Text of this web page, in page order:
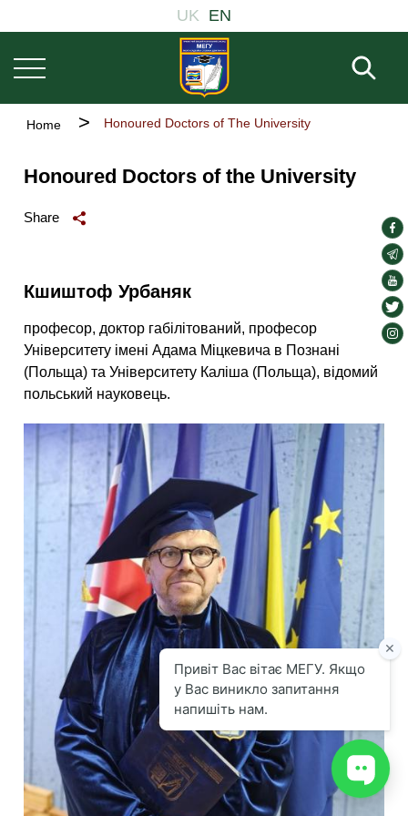
to
main
content
навіґація
UK EN
Breadcrumb
Home Honoured Doctors of The University
Honoured Doctors of the University
Share
Кшиштоф Урбаняк
професор, доктор габілітований, професор
Університету імені Адама Міцкевича в Познані
(Польща) та Університету Каліша (Польща), відомий
польський науковець.